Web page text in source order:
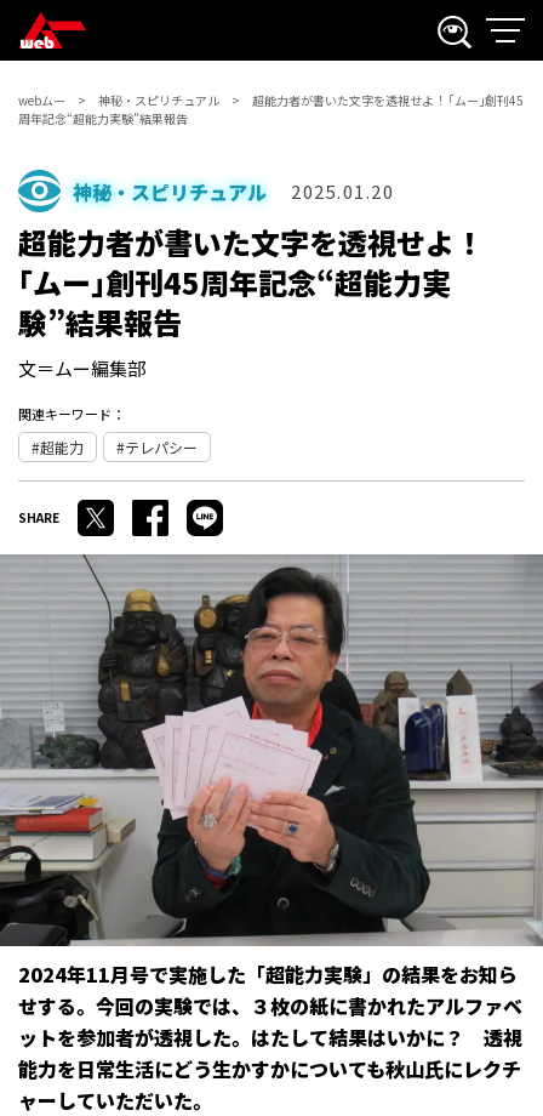
webムー 神秘・スピリチュアル
超能力者が書いた文字を透視せよ！ ｢ムー｣創刊45
周年記念“超能力実験”結果報告
神秘・スピリチュアル 2025.01.20
超能力者が書いた文字を透視せよ！
｢ムー｣創刊45周年記念“超能力実
験”結果報告
文＝ムー編集部
関連キーワード：
超能力 テレパシー
2024年11月号で実施した「超能力実験」の結果をお知ら
せする。今回の実験では、３枚の紙に書かれたアルファベ
ットを参加者が透視した。はたして結果はいかに？ 透視
能力を日常生活にどう生かすかについても秋山氏にレクチ
ャーしていただいた。